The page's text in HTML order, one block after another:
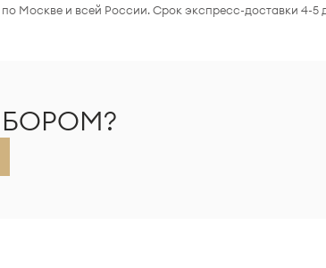
Москве и всей России. Срок экспресс-доставки 4-5